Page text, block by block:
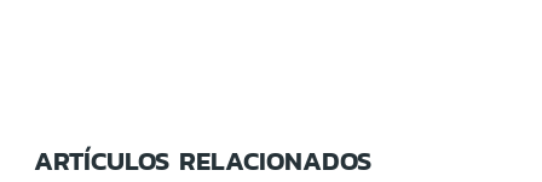
ARTÍCULOS RELACIONADOS